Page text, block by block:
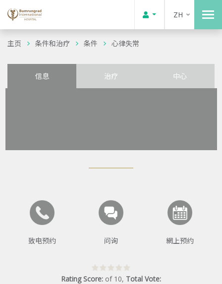
ZH
主页 条件和治疗 条件 心律失常
信息 治疗 中心
致电预约 问询 網上预约
Rating Score: of 10, Total Vote: